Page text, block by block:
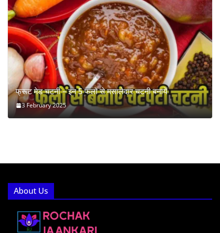
फ्रूट मेड चटनी – इन 5 फलों से मसालेदार चटनी बनायें
3 February 2025
About Us